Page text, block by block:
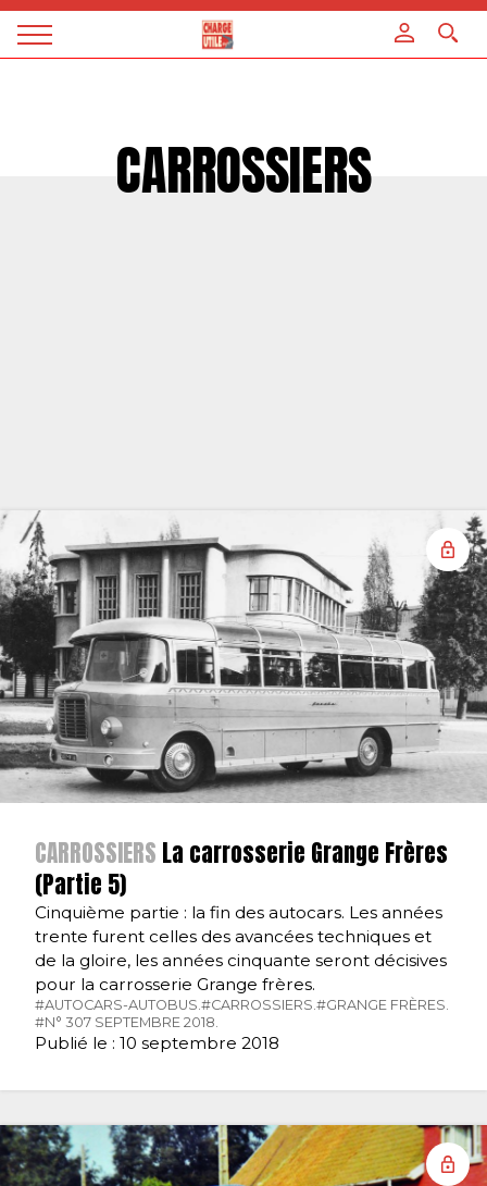
Magazine
CARROSSIERS
CARROSSIERS La carrosserie Grange Frères
(Partie 5)
Cinquième partie : la fin des autocars. Les années
trente furent celles des avancées techniques et
de la gloire, les années cinquante seront décisives
pour la carrosserie Grange frères.
#AUTOCARS-AUTOBUS.#CARROSSIERS.#GRANGE FRÈRES.
#N° 307 SEPTEMBRE 2018.
Publié le : 10 septembre 2018
Panneau de gestion des cookies